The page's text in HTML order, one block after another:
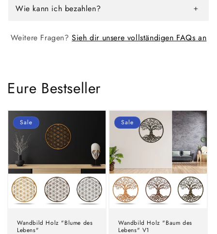
Wie kann ich bezahlen?
Weitere Fragen?Sieh dir unsere vollständigen FAQs an
Eure Bestseller
Sale
Wandbild Holz "Blume des
Lebens"
Sale
Wandbild Holz "Baum des
Lebens" V1